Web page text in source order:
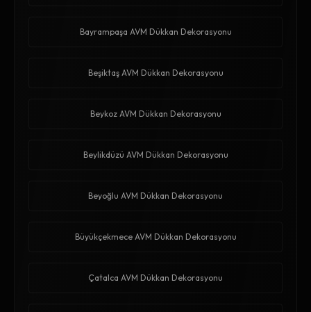
Bayrampaşa AVM Dükkan Dekorasyonu
Beşiktaş AVM Dükkan Dekorasyonu
Beykoz AVM Dükkan Dekorasyonu
Beylikdüzü AVM Dükkan Dekorasyonu
Beyoğlu AVM Dükkan Dekorasyonu
Büyükçekmece AVM Dükkan Dekorasyonu
Çatalca AVM Dükkan Dekorasyonu